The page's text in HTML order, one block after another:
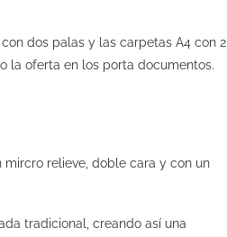
dos palas y las carpetas A4 con 2
la oferta en los porta documentos.
relieve, doble cara y con un
tradicional, creando así una